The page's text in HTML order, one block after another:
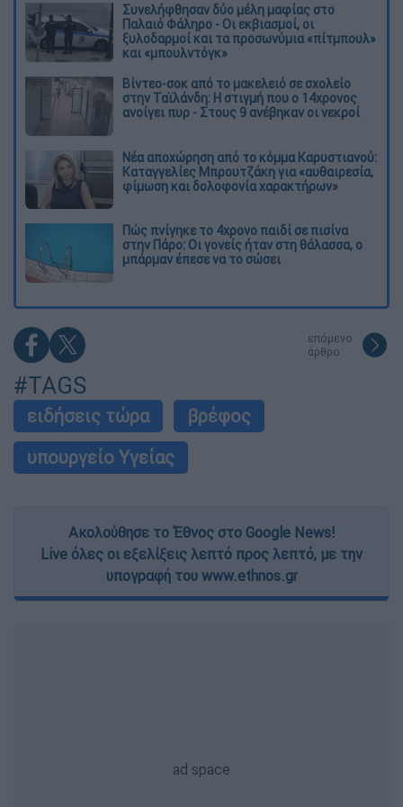
Συνελήφθησαν δύο μέλη μαφίας στο
Παλαιό Φάληρο - Οι εκβιασμοί, οι
ξυλοδαρμοί και τα προσωνύμια «πίτμπουλ»
και «μπουλντόγκ»
Βίντεο-σοκ από το μακελειό σε σχολείο
στην Ταϊλάνδη: Η στιγμή που ο 14χρονος
ανοίγει πυρ - Στους 9 ανέβηκαν οι νεκροί
Νέα αποχώρηση από το κόμμα Καρυστιανού:
Καταγγελίες Μπρουτζάκη για «αυθαιρεσία,
φίμωση και δολοφονία χαρακτήρων»
Πώς πνίγηκε το 4χρονο παιδί σε πισίνα
στην Πάρο: Οι γονείς ήταν στη θάλασσα, ο
μπάρμαν έπεσε να το σώσει
επόμενο
άρθρο
#TAGS
ειδήσεις τώρα
βρέφος
υπουργείο Υγείας
Ακολούθησε το Έθνος στο Google News!
Live όλες οι εξελίξεις λεπτό προς λεπτό, με την
υπογραφή του www.ethnos.gr